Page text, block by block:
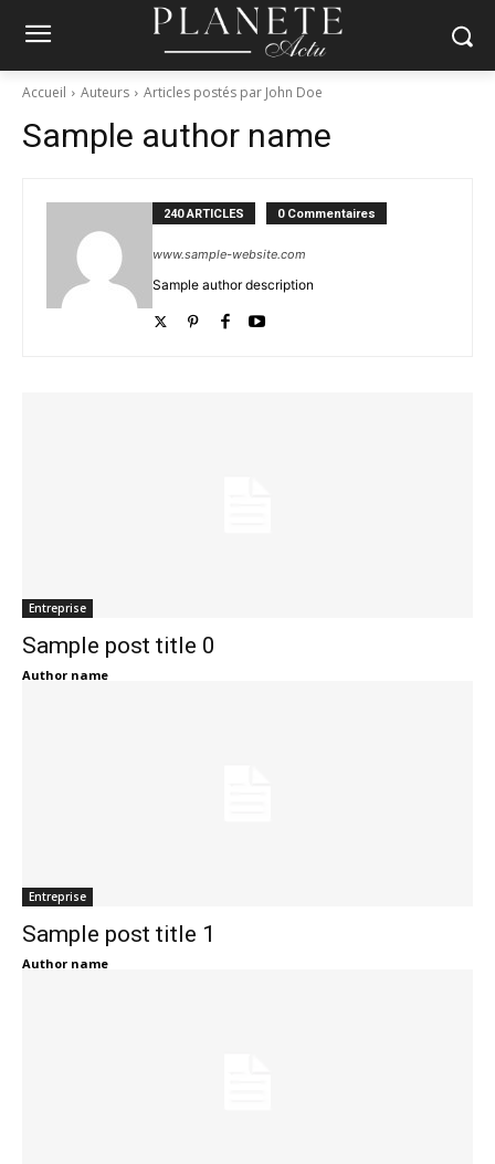
Accueil Auteurs Articles postés par John Doe
Sample author name
240 ARTICLES 0 Commentaires
www.sample-website.com
Sample author description
Entreprise
Sample post title 0
Author name
Entreprise
Sample post title 1
Author name